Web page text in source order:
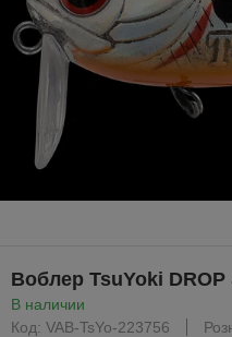
Воблер TsuYoki DROP
В наличии
Код: VAB-TsYo-223756